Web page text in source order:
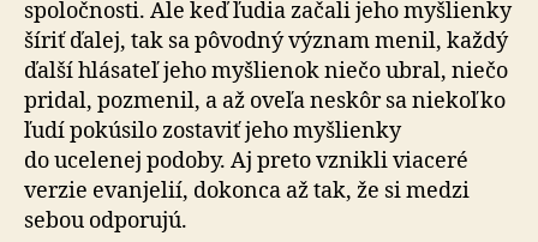
spoločnosti. Ale keď ľudia začali jeho myšlienky
šíriť ďalej, tak sa pôvodný význam menil, každý
ďalší hlásateľ jeho myšlienok niečo ubral, niečo
pridal, pozmenil, a až oveľa neskôr sa niekoľko
ľudí pokúsilo zostaviť jeho myšlienky
do ucelenej podoby. Aj preto vznikli viaceré
verzie evanjelií, dokonca až tak, že si medzi
sebou odporujú.